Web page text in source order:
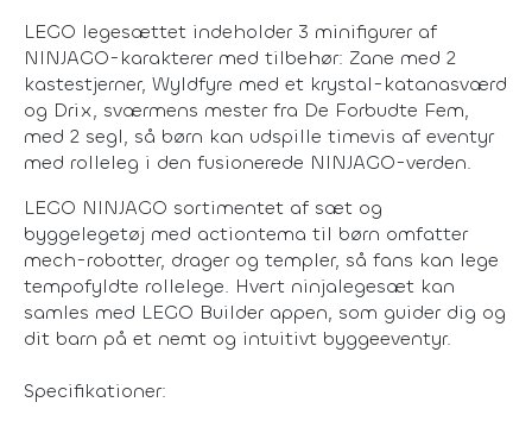
LEGO legesættet indeholder 3 minifigurer af
NINJAGO-karakterer med tilbehør: Zane med 2
kastestjerner, Wyldfyre med et krystal-katanasværd
og Drix, sværmens mester fra De Forbudte Fem,
med 2 segl, så børn kan udspille timevis af eventyr
med rolleleg i den fusionerede NINJAGO-verden.
LEGO NINJAGO sortimentet af sæt og
byggelegetøj med actiontema til børn omfatter
mech-robotter, drager og templer, så fans kan lege
tempofyldte rollelege. Hvert ninjalegesæt kan
samles med LEGO Builder appen, som guider dig og
dit barn på et nemt og intuitivt byggeeventyr.
Specifikationer: